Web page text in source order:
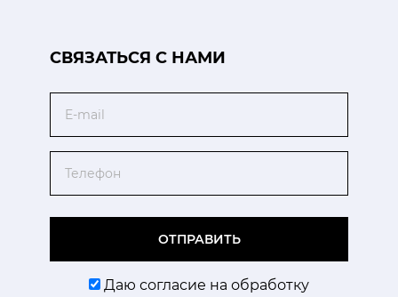
CВЯЗАТЬСЯ С НАМИ
ОТПРАВИТЬ
Даю согласие на обработку